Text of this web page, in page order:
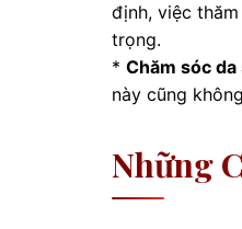
định, việc
trọng.
* Chăm sóc da
này cũng
Những